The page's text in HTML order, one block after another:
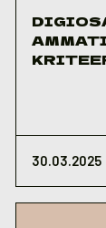
30.03.2025